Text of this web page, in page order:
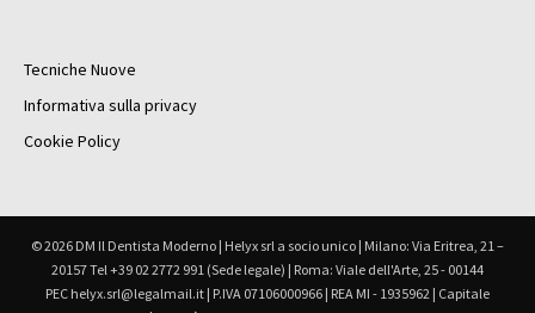
Tecniche Nuove
Informativa sulla privacy
Cookie Policy
© 2026 DM Il Dentista Moderno | Helyx srl a socio unico | Milano: Via Eritrea, 21 –
20157 Tel +39 02 2772 991 (Sede legale) | Roma: Viale dell'Arte, 25 - 00144
PEC helyx.srl@legalmail.it | P.IVA 07106000966 | REA MI - 1935962 | Capitale